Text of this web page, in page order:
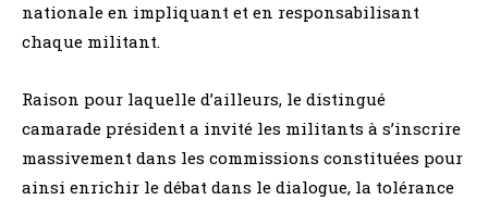
nationale en impliquant et en responsabilisant
chaque militant.
Raison pour laquelle d’ailleurs, le distingué
camarade président a invité les militants à s’inscrire
massivement dans les commissions constituées pour
ainsi enrichir le débat dans le dialogue, la tolérance